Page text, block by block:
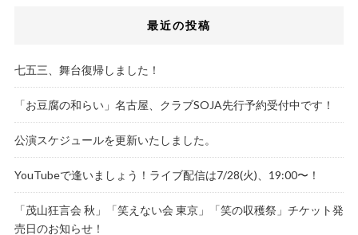
最近の投稿
七五三、舞台復帰しました！
「お豆腐の和らい」名古屋、クラブSOJA先行予約受付中です！
公演スケジュールを更新いたしました。
YouTubeで逢いましょう！ライブ配信は7/28(火)、19:00〜！
「茂山狂言会 秋」「笑えない会 東京」「笑の収穫祭」チケット発
売日のお知らせ！